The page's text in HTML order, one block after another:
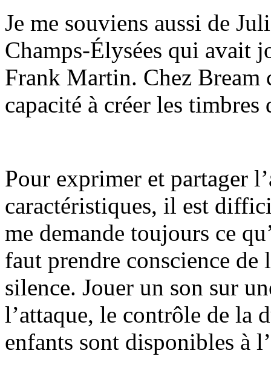
Je me souviens aussi de
Champs-Élysées qui avait
Frank Martin. Chez Bream
capacité à créer les timbres
Pour exprimer et partager
caractéristiques, il est
me demande toujours ce
faut prendre conscience de
silence. Jouer un son sur
l’attaque, le contrôle de la
enfants sont disponibles à